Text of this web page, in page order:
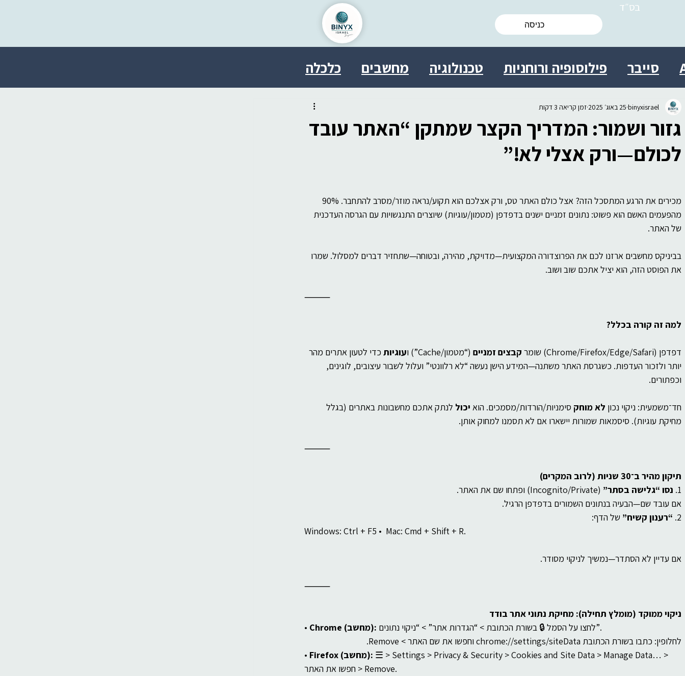
כניסה
בס״ד
סייבר פילוסופיה ורוחניות טכנולוגיה מחשבים כלכלה
מולטידיסציפלינרי פסיכולוגיה
אישי יצירתיות חברה יעוץ
גזור ושמור: המדריך הקצר שמתקן “האתר עובד
לכולם—ורק אצלי לא!”
binyxisrael 25 באוג׳ 2025 זמן קריאה 3 דקות
מהפעמים האשם הוא פשוט: נתונים זמניים ישנים בדפדפן (מטמון/עוגיות) שיוצרים התנגשויות עם הגרסה העדכנית
של האתר.
בביניקס מחשבים ארזנו לכם את הפרוצדורה המקצועית—מדויקת, מהירה, ובטוחה—שתחזיר דברים למסלול. שמרו
את הפוסט הזה, הוא יציל אתכם שוב ושוב.
⸻
למה זה קורה בכלל?
דפדפן (Chrome/Firefox/Edge/Safari) שומר קבצים זמניים (“מטמון/Cache”) ו עוגיות כדי לטעון אתרים מהר
יותר ולזכור העדפות. כשגרסת האתר משתנה—המידע הישן נעשה “לא רלוונטי” ועלול לשבור עיצובים, לוגינים,
וכפתורים.
חד־משמעית: ניקוי נכון לא מוחק סימניות/הורדות/מסמכים. הוא יכול לנתק אתכם מחשבונות באתרים (בגלל
מחיקת עוגיות). סיסמאות שמורות יישארו אם לא תסמנו למחוק אותן.
⸻
תיקון מהיר ב־30 שניות (לרוב המקרים)
1. נסו “גלישה בסתר” (Incognito/Private) ופתחו שם את האתר.
אם עובד שם—הבעיה בנתונים השמורים בדפדפן הרגיל.
2. “רענון קשיח” של הדף:
Windows: Ctrl + F5 •  Mac: Cmd + Shift + R.
אם עדיין לא הסתדר—נמשיך לניקוי מסודר.
⸻
ניקוי ממוקד (מומלץ תחילה): מחיקת נתוני אתר בודד
•
Chrome (מחשב):
לחצו על הסמל 🔒 בשורת הכתובת > “הגדרות אתר” > “ניקוי נתונים”.
לחלופין: כתבו בשורת הכתובת chrome://settings/siteData וחפשו את שם האתר > Remove.
•
Firefox (מחשב): ☰ > Settings > Privacy & Security > Cookies and Site Data > Manage Data… >
חפשו את האתר > Remove.